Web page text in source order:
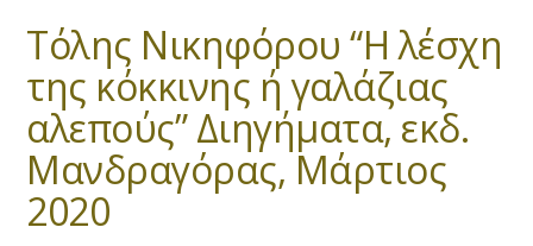
Τόλης Νικηφόρου “Η λέσχη
της κόκκινης ή γαλάζιας
αλεπούς” Διηγήματα, εκδ.
Μανδραγόρας, Μάρτιος
2020